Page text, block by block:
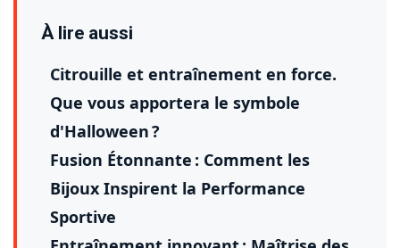
À lire aussi
Citrouille et entraînement en force.
Que vous apportera le symbole
d'Halloween ?
Fusion Étonnante : Comment les
Bijoux Inspirent la Performance
Sportive